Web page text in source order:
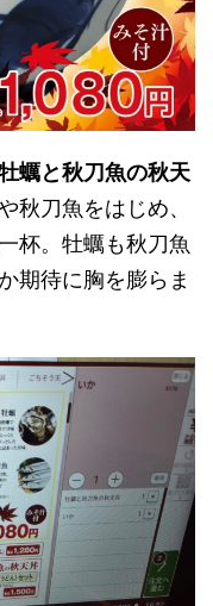
牡蠣と秋刀魚の秋天
秋刀魚をはじめ、
杯。牡蠣も秋刀魚
期待に胸を膨らま